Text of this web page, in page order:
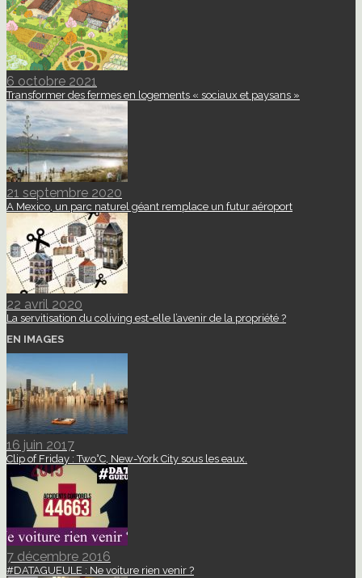
6 octobre 2021
Transformer des fermes en logements « sociaux et paysans »
21 septembre 2020
A Mexico, un parc naturel géant remplace un futur aéroport
22 avril 2020
La servitisation du coliving est-elle l’avenir de la propriété ?
EN IMAGES
16 juin 2017
Clip of Friday : Two°C, New-York City sous les eaux.
7 décembre 2016
#DATAGUEULE : Ne voiture rien venir ?